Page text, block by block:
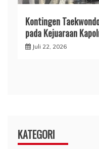
Kontingen
pada Kejuaraan
Juli 22, 2026
KATEGORI